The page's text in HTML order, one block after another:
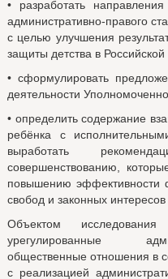
• разработать
административно-правого
с целью улучшения
защиты детства в
• сформулировать
деятельности
• определить содержание
ребёнка с
выработать
совершенствованию,
повышению эффективности
свобод и законных
Объектом
урегулированные
общественные отношения в
с реализацией